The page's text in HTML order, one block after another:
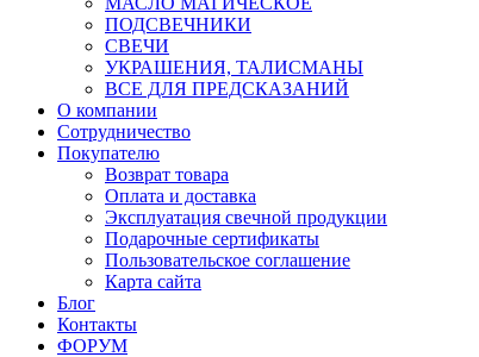
ПОДСВЕЧНИКИ
СВЕЧИ
УКРАШЕНИЯ, ТАЛИСМАНЫ
ВСЕ ДЛЯ ПРЕДСКАЗАНИЙ
О компании
Сотрудничество
Покупателю
Возврат товара
Оплата и доставка
Эксплуатация свечной продукции
Подарочные сертификаты
Пользовательское соглашение
Карта сайта
Блог
Контакты
ФОРУМ